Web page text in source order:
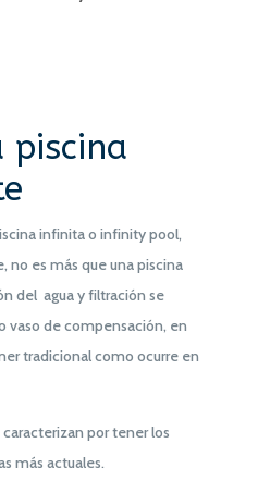
piscina
infinita o infinity pool,
es más que una piscina
del agua y filtración se
vaso de compensación, en
tradicional como ocurre en
por tener los
más actuales.